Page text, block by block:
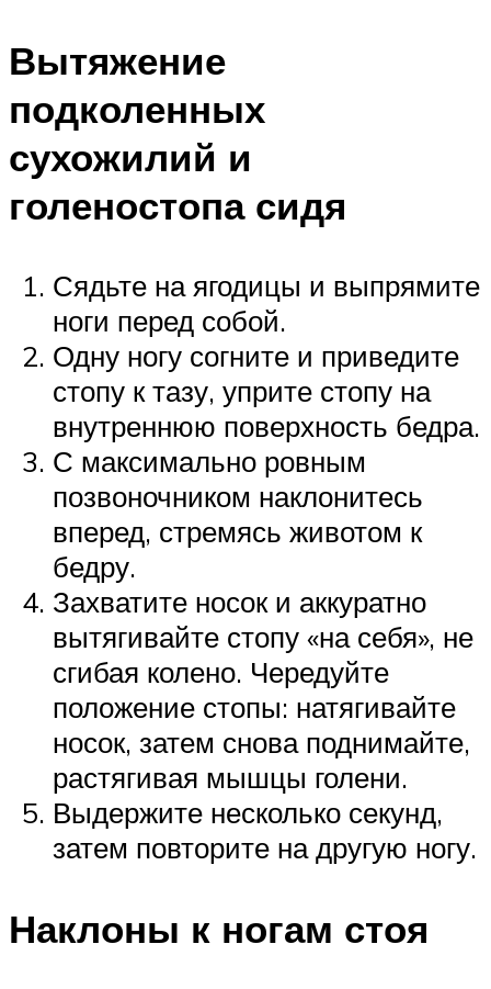
Вытяжение
подколенных
сухожилий и
голеностопа сидя
Сядьте на ягодицы и выпрямите
ноги перед собой.
Одну ногу согните и приведите
стопу к тазу, уприте стопу на
внутреннюю поверхность бедра.
С максимально ровным
позвоночником наклонитесь
вперед, стремясь животом к
бедру.
Захватите носок и аккуратно
вытягивайте стопу «на себя», не
сгибая колено. Чередуйте
положение стопы: натягивайте
носок, затем снова поднимайте,
растягивая мышцы голени.
Выдержите несколько секунд,
затем повторите на другую ногу.
Наклоны к ногам стоя